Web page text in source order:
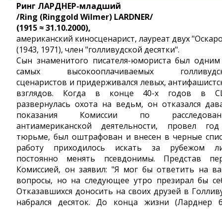
Ринг ЛАРДНЕР-младший
/Ring (Ringgold Wilmer) LARDNER/
(1915 ≈ 31.10.2000),
американский киносценарист, лауреат двух
(1943, 1971), член "голливудской десятки".
Сын знаменитого писателя-юмориста был
самых высокооплачиваемых
сценаристов и придерживался левых,
взглядов. Когда в конце 40-х годов в
развернулась охота на ведьм, он отказался
показания Комиссии по
антиамериканской деятельности, провел
тюрьме, был оштрафован и внесен в черные
работу приходилось искать за рубежом
постоянно менять псевдонимы. Представ
Комиссией, он заявил: "Я мог бы ответить на
вопросы, но на следующее утро презирал бы
Отказавшихся доносить на своих друзей в
набрался десяток. До конца жизни (Ларднер